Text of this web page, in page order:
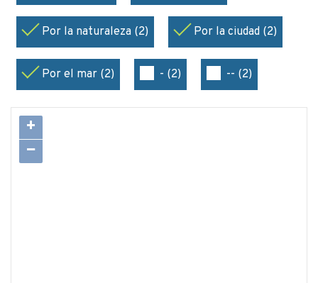
Por la naturaleza (2) Por la ciudad (2)
Por el mar (2) - (2) -- (2)
+
−